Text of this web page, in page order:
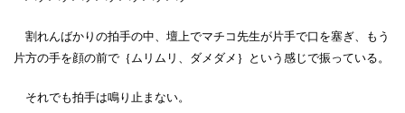
割れんばかりの拍手の中、壇上でマチコ先生が片手で口を塞ぎ、もう
片方の手を顔の前で｛ムリムリ、ダメダメ｝という感じで振っている。
それでも拍手は鳴り止まない。